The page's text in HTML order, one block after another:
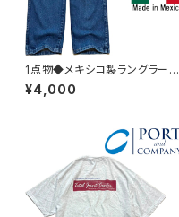
1点物◆メキシコ製ラングラーW
ranglerデニムパンツ/ストレッチ
ジーンズ古着メンズレディースO
¥4,000